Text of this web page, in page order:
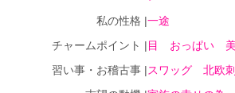
私の性格 |一途
チャームポイント |目 おっぱい
習い事・お稽古事 |スワッグ 北欧